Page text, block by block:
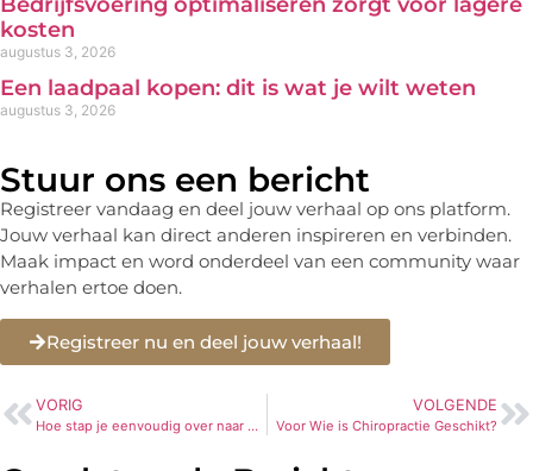
kosten
augustus 3, 2026
Een laadpaal kopen: dit is wat je wilt weten
augustus 3, 2026
Stuur ons een bericht
Registreer vandaag en deel jouw verhaal op ons platform.
Jouw verhaal kan direct anderen inspireren en verbinden.
Maak impact en word onderdeel van een community waar
verhalen ertoe doen.
Registreer nu en deel jouw verhaal!
VORIG
Hoe stap je eenvoudig over naar de elektrische cv ketel?
VOLGENDE
Voor Wie is Chiropractie Geschikt?